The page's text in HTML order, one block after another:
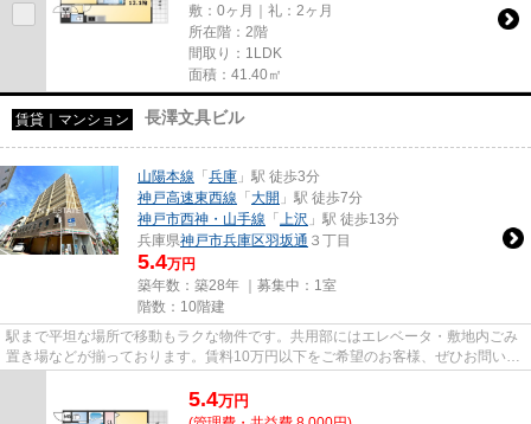
敷：0ヶ月｜礼：2ヶ月
所在階：2階
間取り：1LDK
面積：41.40㎡
賃貸｜マンション 長澤文具ビル
山陽本線 「 兵庫 」駅 徒歩3分
神戸高速東西線 「 大開 」駅 徒歩7分
神戸市西神・山手線 「 上沢 」駅 徒歩13分
兵庫県神戸市兵庫区羽坂通 ３丁目
5.4万円
築年数：築28年 ｜募集中： 1室
階数：10階建
駅まで平坦な場所で移動もラクな物件です。共用部にはエレベータ・敷地内ごみ
置き場などが揃っております。賃料10万円以下をご希望のお客様、ぜひお問い合
5.4万円